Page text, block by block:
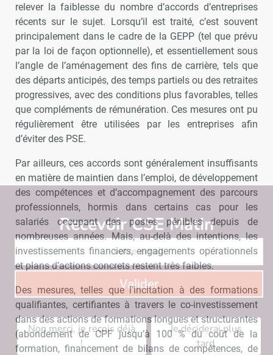
relever la faiblesse du nombre d’accords d’entreprises
récents sur le sujet. Lorsqu’il est traité, c’est souvent
principalement dans le cadre de la GEPP (tel que prévu
par la loi de façon optionnelle), et essentiellement sous
l’angle de l’aménagement des fins de carrière, tels que
des départs anticipés, des temps partiels ou des retraites
progressives, avec des conditions plus favorables, telles
que compléments de rémunération. Ces mesures ont pu
régulièrement être utilisées par les entreprises afin
d’éviter des PSE.
Par ailleurs, ces accords sont généralement insuffisants
en matière de maintien dans l’emploi, de développement
des compétences et d’accompagnement des parcours
professionnels, hormis dans certains cas pour les
salariés occupant des postes pénibles depuis de
nombreuses années. Mais, au-delà des intentions, les
investissements financiers, engagements opérationnels
et plans d’actions concrets restent très faibles.
Des mesures, telles que l’incitation à des formations
qualifiantes, certifiantes à travers le co-investissement
dans des actions de formations longues et structurantes
(abondement de CPF jusqu’à 100 % du coût de la
formation, financement de bilans de compétences, de
Recevoir CSE MatinAbonnez-
Valider
Non merci, je reçois déjà
!
Je déciderai plus
tard